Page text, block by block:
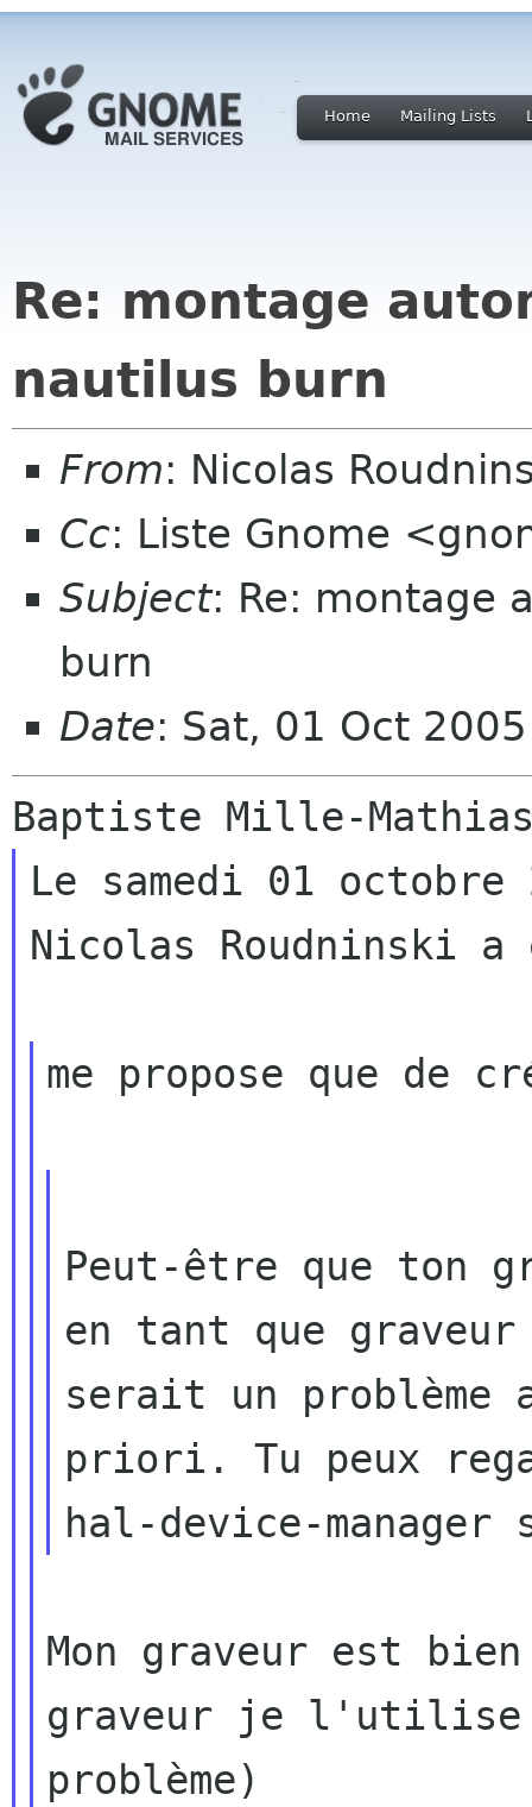
Home Mailing Lists
Re: montage
nautilus burn
From: Nicolas
Cc: Liste Gnome
Subject: Re: montage
burn
Date: Sat, 01 Oct
Le samedi 01 octobre
Nicolas Roudninski
me propose que de
Peut-être que ton
en tant que graveur
serait un problème
priori. Tu peux
Mon graveur est
graveur je l'utilise
problème)